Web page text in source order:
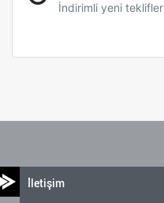
İndirimli yeni teklifler
İletişim